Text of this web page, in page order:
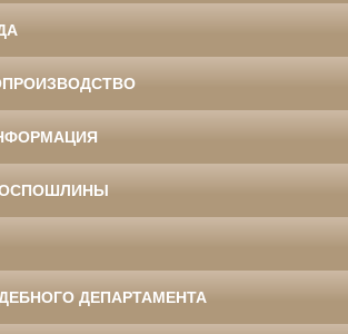
ДЕПАРТАМЕНТА